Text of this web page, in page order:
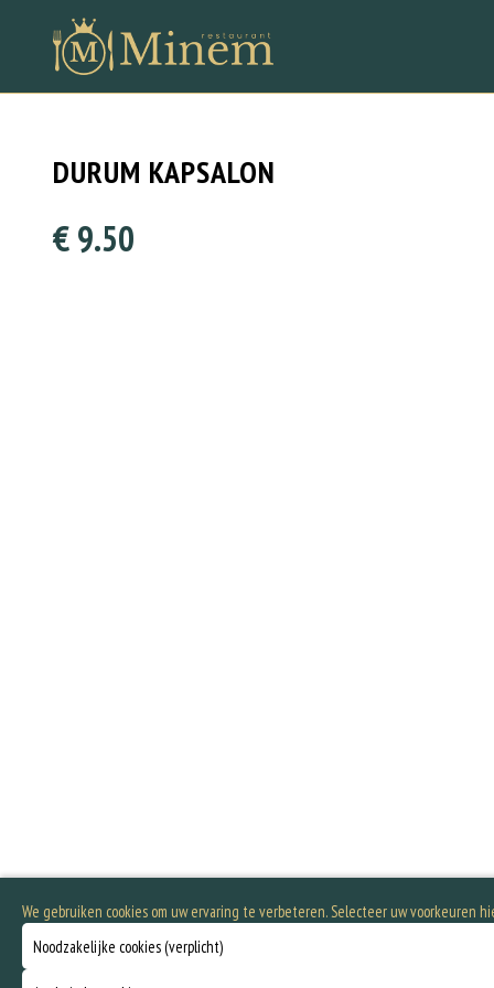
DURUM KAPSALON
€ 9.50
We gebruiken cookies om uw ervaring te verbeteren. Selecteer uw voorkeuren
Noodzakelijke cookies (verplicht)